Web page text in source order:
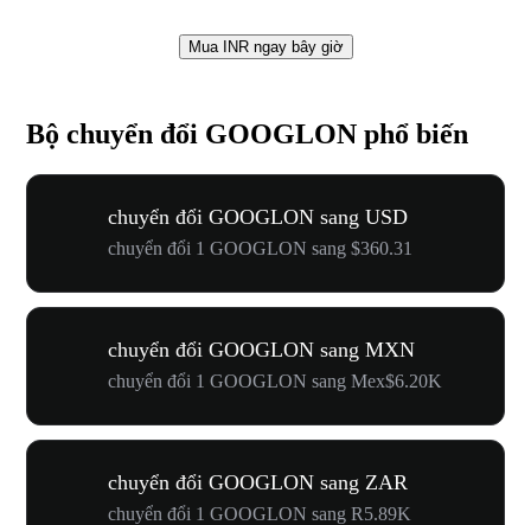
Mua INR ngay bây giờ
Bộ chuyển đổi GOOGLON phổ biến
chuyển đổi GOOGLON sang USD
chuyển đổi 1 GOOGLON sang $360.31
chuyển đổi GOOGLON sang MXN
chuyển đổi 1 GOOGLON sang Mex$6.20K
chuyển đổi GOOGLON sang ZAR
chuyển đổi 1 GOOGLON sang R5.89K